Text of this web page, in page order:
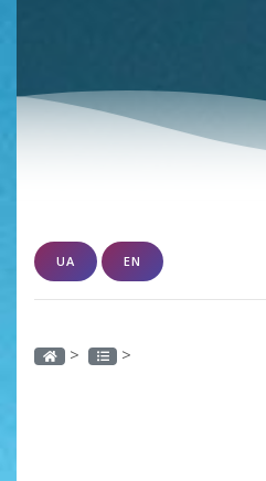
UA EN
> >